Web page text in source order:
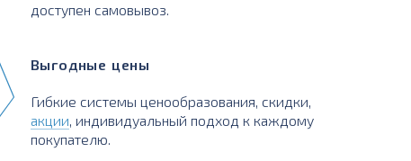
доступен самовывоз.
Выгодные цены
Гибкие системы ценообразования, скидки,
акции, индивидуальный подход к каждому
покупателю.